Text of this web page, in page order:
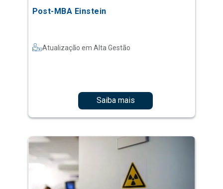
Post-MBA Einstein
Atualização em Alta Gestão
Saiba mais